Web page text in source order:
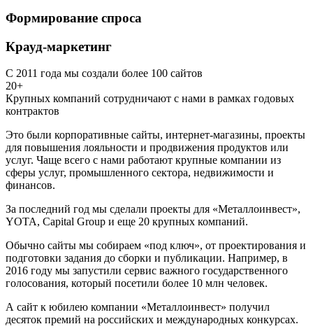
Формирование спроса
Крауд-маркетинг
С 2011 года мы создали более 100 сайтов
20+
Крупных компаний сотрудничают с нами в рамках годовых
контрактов
Это были корпоративные сайты, интернет-магазины, проекты
для повышения лояльности и продвижения продуктов или
услуг. Чаще всего с нами работают крупные компании из
сферы услуг, промышленного сектора, недвижимости и
финансов.
За последний год мы сделали проекты для «Металлоинвест»,
YOTA, Capital Group и еще 20 крупных компаний.
Обычно сайты мы собираем «под ключ», от проектирования и
подготовки задания до сборки и публикации. Например, в
2016 году мы запустили сервис важного государственного
голосования, который посетили более 10 млн человек.
А сайт к юбилею компании «Металлоинвест» получил
десяток премий на российских и международных конкурсах.